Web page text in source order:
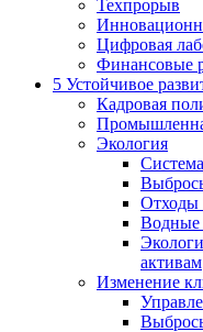
Техпрорыв
Цифровая
Финансовые
5 Устойчивое
Кадровая
Экология
Отходы
Водные
активам
Изменение